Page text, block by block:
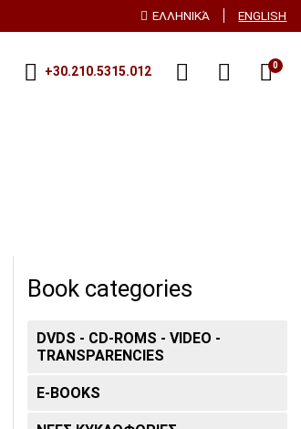
ΕΛΛΗΝΙΚΆ ENGLISH
+30.210.5315.012 0
Book categories
DVDS - CD-ROMS - VIDEO -
TRANSPARENCIES
E-BOOKS